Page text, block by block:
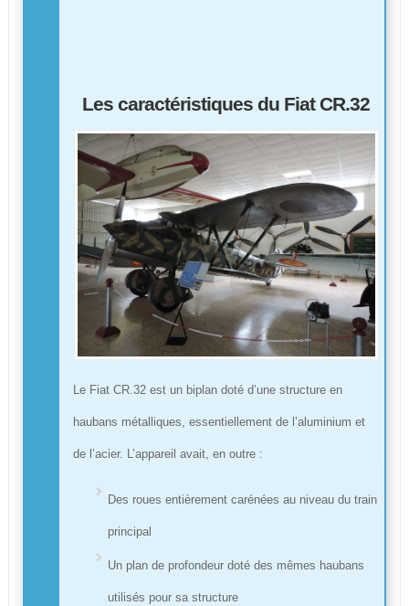
Les caractéristiques du Fiat CR.32
Le Fiat CR.32 est un biplan doté d’une structure en
haubans métalliques, essentiellement de l’aluminium et
de l’acier. L’appareil avait, en outre :
Des roues entièrement carénées au niveau du train
principal
Un plan de profondeur doté des mêmes haubans
utilisés pour sa structure